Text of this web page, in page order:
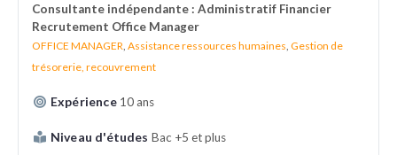
Consultante indépendante : Administratif Financier
Recrutement Office Manager
OFFICE MANAGER Assistance ressources humaines Gestion de
trésorerie, recouvrement
Expérience 10 ans
Niveau d'études Bac +5 et plus